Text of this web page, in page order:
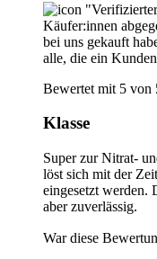
Käufer:innen
bei uns gekauft
alle, die ein
Bewertet mit 5 von
Klasse
Super zur Nitrat-
löst sich mit der
eingesetzt werden.
aber zuverlässig.
War diese